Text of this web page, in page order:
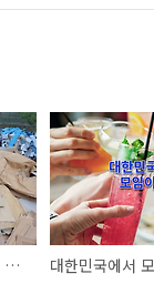
(유머) 잘려면 자, 놀려면 놀아...^^;